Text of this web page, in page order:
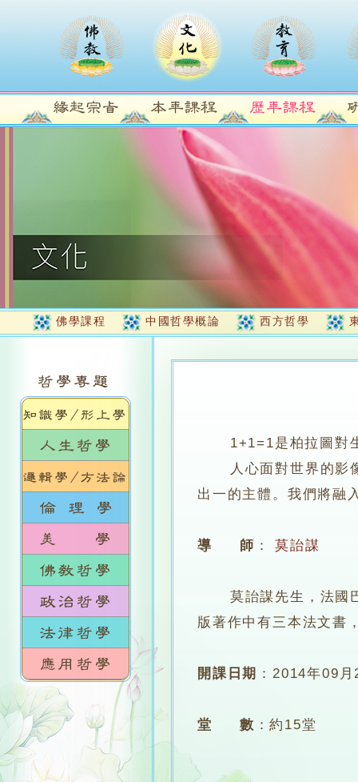
佛學課程 中國哲學概論 西方哲學
1+1=1是柏拉圖對
人心面對世界的影像
出一的主體。我們將融
導 師 ： 莫詒謀
莫詒謀先生，法國巴
版著作中有三本法文書
開課日期 ：2014年09月
堂 數 ：約15堂